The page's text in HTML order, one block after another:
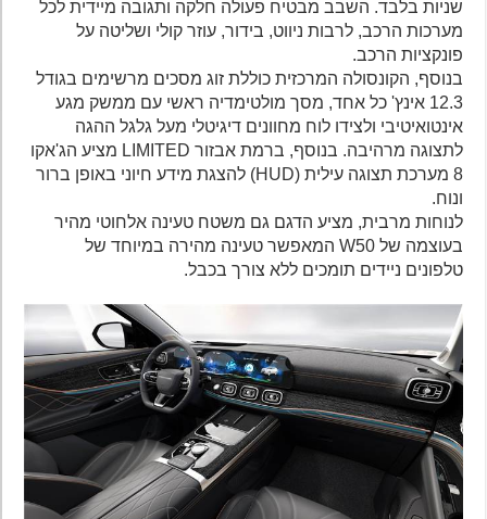
שניות בלבד. השבב מבטיח פעולה חלקה ותגובה מיידית לכל
מערכות הרכב, לרבות ניווט, בידור, עוזר קולי ושליטה על
פונקציות הרכב.
בנוסף, הקונסולה המרכזית כוללת זוג מסכים מרשימים בגודל
12.3 אינץ' כל אחד, מסך מולטימדיה ראשי עם ממשק מגע
אינטואיטיבי ולצידו לוח מחוונים דיגיטלי מעל גלגל ההגה
לתצוגה מרהיבה. בנוסף, ברמת אבזור LIMITED מציע הג'אקו
8 מערכת תצוגה עילית (HUD) להצגת מידע חיוני באופן ברור
ונוח.
לנוחות מרבית, מציע הדגם גם משטח טעינה אלחוטי מהיר
בעוצמה של W50 המאפשר טעינה מהירה במיוחד של
טלפונים ניידים תומכים ללא צורך בכבל.